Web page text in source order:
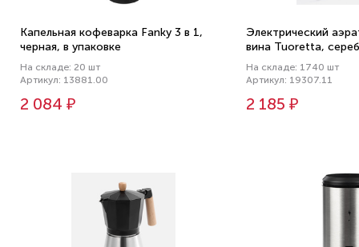
Капельная кофеварка Fanky 3 в 1,
черная, в упаковке
На складе: 20 шт
Артикул: 13881.00
2 084 ₽
Электрический
вина Tuoretta,
На складе: 1740 шт
Артикул: 19307.11
2 185 ₽